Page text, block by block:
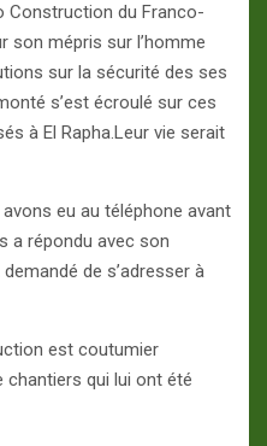
Construction du Franco-
son mépris sur l’homme
sur la sécurité des ses
s’est écroulé sur ces
à El Rapha.Leur vie serait
eu au téléphone avant
a répondu avec son
de s’adresser à
est coutumier
chantiers qui lui ont été